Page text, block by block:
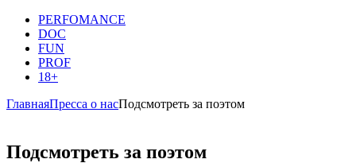
PERFOMANCE
DOC
FUN
PROF
18+
ГлавнаяПресса о насПодсмотреть за поэтом
Подсмотреть за поэтом